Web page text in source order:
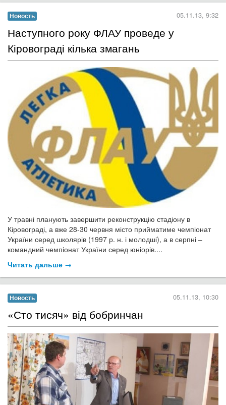
Новость 05.11.13, 9:32
Наступного року ФЛАУ проведе у
Кіровограді кілька змагань
У травні планують завершити реконструкцію стадіону в
Кіровограді, а вже 28-30 червня місто прийматиме чемпіонат
України серед школярів (1997 р. н. і молодші), а в серпні –
командний чемпіонат України серед юніорів....
Читать дальше →
Новость 05.11.13, 10:30
«Сто тисяч» від бобринчан